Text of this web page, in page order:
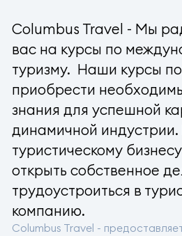
Columbus Travel - Мы
вас на курсы по
туризму. Наши курсы
приобрести
знания для успешной
динамичной
туристическому
открыть собственное
трудоустроиться в
компанию.
Columbus Travel -